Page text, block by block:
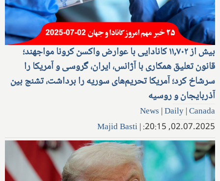
بیش از ۱۱,۷۰۲ کانادایی با عوارض واکسن کرونا مواجهند؛
قانون تعلیق همکاری با آژانس، ایران، گروسی و آمریکا را
سرشاخ کرد؛ آمریکا تحریم‌های سوریه را برداشت، تشنج بین
آذربایجان و روسیه
News |Daily|Canada
02.07.2025, 20:15:
|
Majid Basti